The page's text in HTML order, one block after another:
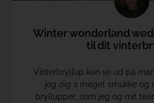
Winter wonderland
til dit
Vinterbryllup kan se ud på
jeg dig 2 meget smukke og
bryllupper, som jeg og mit